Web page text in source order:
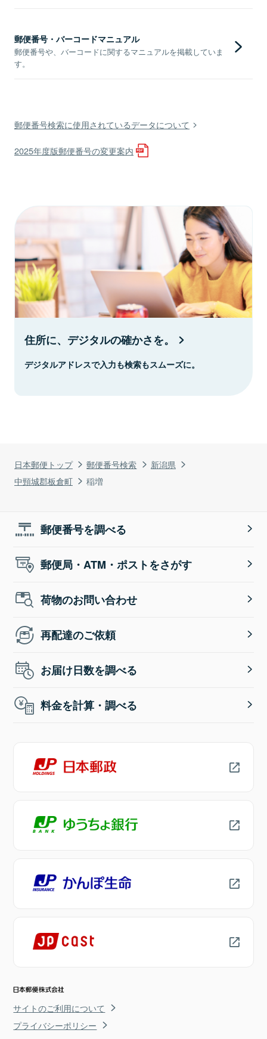
日本郵便トップ 郵便番号検索
新潟県
中頸城郡板倉町
稲増
郵便番号・バーコードマニュアル
郵便番号や、バーコードに関するマニュアルを掲載していま
す。
郵便番号検索に使用されているデータについて
2025年度版郵便番号の変更案内
住所に、デジタルの確かさを。
デジタルアドレスで入力も検索もスムーズに。
郵便番号を調べる
郵便局・ATM・ポストをさがす
荷物のお問い合わせ
再配達のご依頼
お届け日数を調べる
料金を計算・調べる
サイトのご利用について
プライバシーポリシー